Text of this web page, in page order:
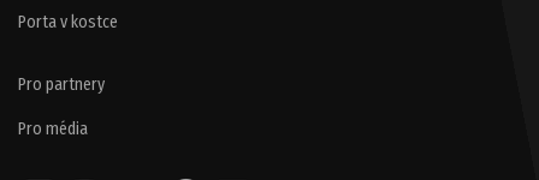
Porta v kostce
Pro partnery
Pro média